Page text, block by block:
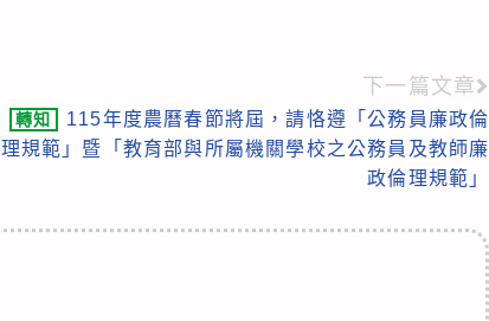
下一篇文章
轉知
115年度農曆春節將屆，請恪遵「公務員廉政倫
理規範」暨「教育部與所屬機關學校之公務員及教師廉
政倫理規範」